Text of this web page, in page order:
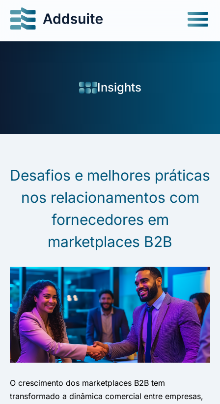
Insights
Desafios e melhores práticas
nos relacionamentos com
fornecedores em
marketplaces B2B
O crescimento dos marketplaces B2B tem
transformado a dinâmica comercial entre empresas,